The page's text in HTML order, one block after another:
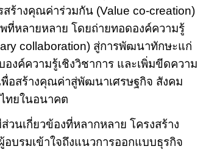
สร้างคุณค่าร่วมกัน (Value co-creation)
ที่หลายหลาย โดยถ่ายทอดองค์ความรู้
collaboration) สู่การพัฒนาทักษะแก่
งค์ความรู้เชิงวิชาการ และเพิ่มขีดความ
อสร้างคุณค่าสู่พัฒนาเศรษฐกิจ สังคม
ทยในอนาคต
นเกี่ยวข้องที่หลากหลาย โครงสร้าง
บรมเข้าใจถึงแนวการออกแบบธุรกิจ